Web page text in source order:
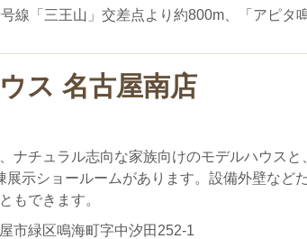
線「三王山」交差点より約800m、「アピタ
ス 名古屋南店
ナチュラル志向な家族向けのモデルハウス
展示ショールームがあります。設備外壁など
もできます。
市緑区鳴海町字中汐田252-1